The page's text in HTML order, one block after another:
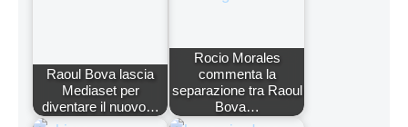
Raoul Bova lascia
Mediaset per
diventare il nuovo…
Rocio Morales
commenta la
separazione tra Raoul
Bova…